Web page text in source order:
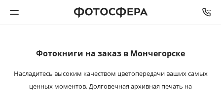
Печать фото
Фотокниги
Фотокниги на заказ в Мончегорске
Насладитесь высоким качеством цветопередачи ваших самых
ценных моментов. Долговечная архивная печать на
СРОК ИЗГОТОВЛЕНИЯ ОТ2ДО5 РАБОЧИХ ДНЕЙ